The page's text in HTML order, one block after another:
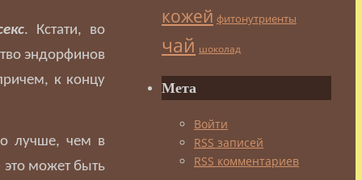
. Кстати, во
эндорфинов
к концу
лучше, чем в
это может быть
кожей фитонутриенты
чай шоколад
Мета
Войти
RSS записей
RSS комментариев